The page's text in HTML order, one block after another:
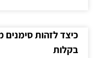
כיצד לזהות
בקלות